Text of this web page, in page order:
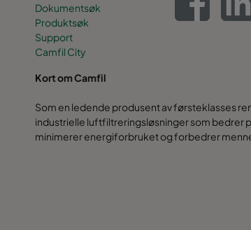
Dokumentsøk
Produktsøk
Support
Camfil City
Kort om Camfil
Som en ledende produsent av førsteklasses
industrielle luftfiltreringsløsninger som bedrer
minimerer energiforbruket og forbedrer